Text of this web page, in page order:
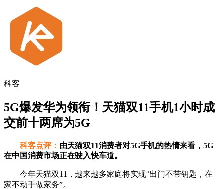
科客
5G爆发华为领衔！天猫双11手机1小时成
交前十两席为5G
科客点评： 由天猫双11消费者对5G手机的热情来看，5G
在中国消费市场正在驶入快车道。
今年天猫双11，越来越多家庭将实现“出门不带钥匙，在
家不动手做家务”。